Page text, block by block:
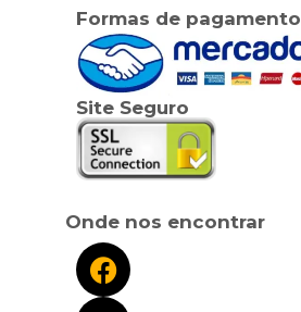
Formas de pagamento
Site Seguro
Onde nos encontrar